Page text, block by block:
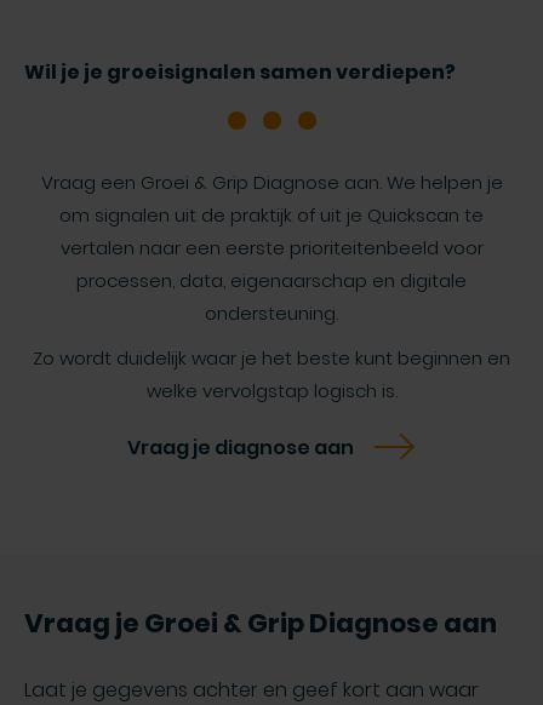
Wil je je groeisignalen samen verdiepen?
Vraag een Groei & Grip Diagnose aan. We helpen je
om signalen uit de praktijk of uit je Quickscan te
vertalen naar een eerste prioriteitenbeeld voor
processen, data, eigenaarschap en digitale
ondersteuning.
Zo wordt duidelijk waar je het beste kunt beginnen en
welke vervolgstap logisch is.
Vraag je diagnose aan
Vraag je Groei & Grip Diagnose aan
Laat je gegevens achter en geef kort aan waar